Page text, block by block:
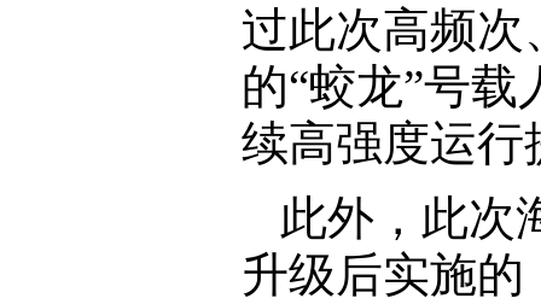
过此次高频
的“蛟龙”号
续高强度运行
此外，此次
升级后实施